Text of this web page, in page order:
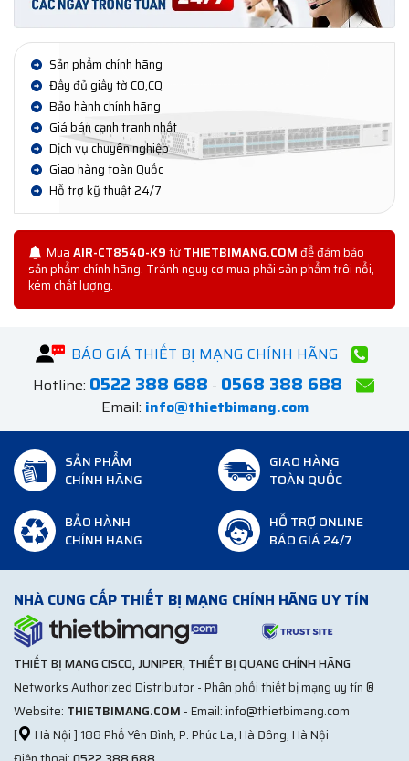
Sản phẩm chính hãng
Đầy đủ giấy tờ CO,CQ
Bảo hành chính hãng
Giá bán cạnh tranh nhất
Dịch vụ chuyên nghiệp
Giao hàng toàn Quốc
Hỗ trợ kỹ thuật 24/7
MuaAIR-CT8540-K9từTHIETBIMANG.COMđể đảm bảo
sản phẩm chính hãng. Tránh nguy cơ mua phải sản phẩm trôi nổi,
kém chất lượng.
BÁO GIÁ THIẾT BỊ MẠNG CHÍNH HÃNG
Hotline: 0522 388 688 - 0568 388 688
Email: info@thietbimang.com
SẢN PHẨM
CHÍNH HÃNG
GIAO HÀNG
TOÀN QUỐC
BẢO HÀNH
CHÍNH HÃNG
HỖ TRỢ ONLINE
BÁO GIÁ 24/7
NHÀ CUNG CẤP THIẾT BỊ MẠNG CHÍNH HÃNG UY TÍN
THIẾT BỊ MẠNG CISCO, JUNIPER, THIẾT BỊ QUANG CHÍNH HÃNG
Networks Authorized Distributor - Phân phối thiết bị mạng uy tín ®
Website: THIETBIMANG.COM - Email: info@thietbimang.com
[
Hà Nội ] 188 Phố Yên Bình, P. Phúc La, Hà Đông, Hà Nội